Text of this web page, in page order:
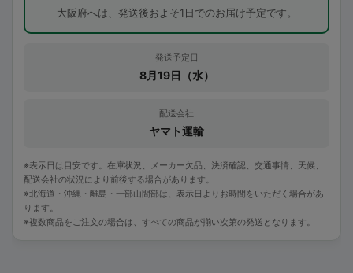
大阪府へは、発送後およそ1日でのお届け予定です。
発送予定日
8月19日（水）
配送会社
ヤマト運輸
※表示日は目安です。在庫状況、メーカー欠品、決済確認、交通事情、天候、
配送会社の状況により前後する場合があります。
※北海道・沖縄・離島・一部山間部は、表示日よりお時間をいただく場合があ
ります。
※複数商品をご注文の場合は、すべての商品が揃い次第の発送となります。